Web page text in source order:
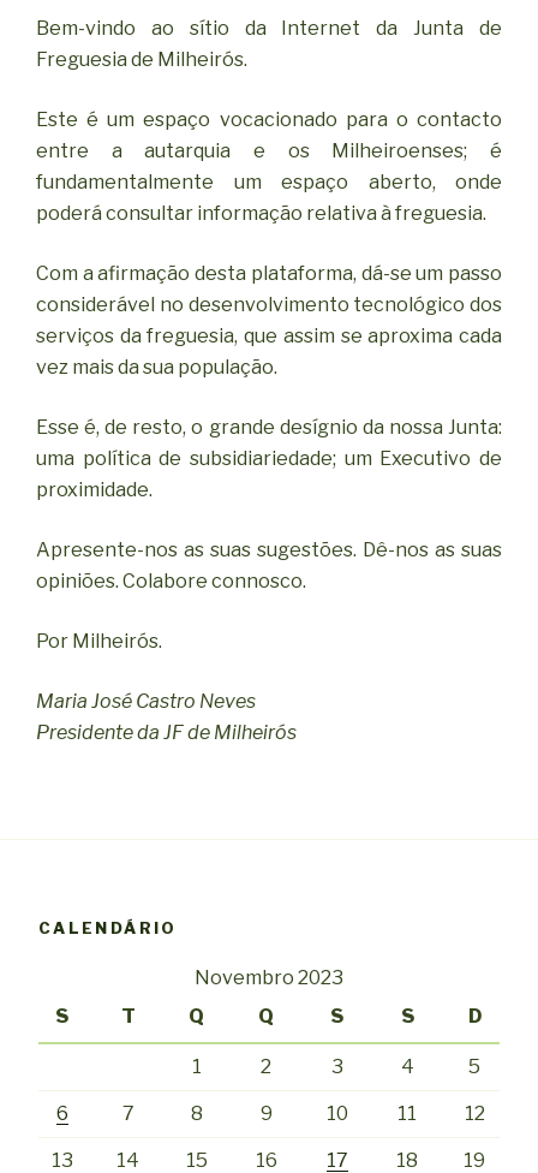
Bem-vindo ao sítio da Internet da Junta de
Freguesia de Milheirós.
Este é um espaço vocacionado para o contacto
entre a autarquia e os Milheiroenses; é
fundamentalmente um espaço aberto, onde
poderá consultar informação relativa à freguesia.
Com a afirmação desta plataforma, dá-se um passo
considerável no desenvolvimento tecnológico dos
serviços da freguesia, que assim se aproxima cada
vez mais da sua população.
Esse é, de resto, o grande desígnio da nossa Junta:
uma política de subsidiariedade; um Executivo de
proximidade.
Apresente-nos as suas sugestões. Dê-nos as suas
opiniões. Colabore connosco.
Por Milheirós.
Maria José Castro Neves
Presidente da JF de Milheirós
CALENDÁRIO
Novembro 2023
S
T Q Q S S D
1 2 3 4 5
6 7 8 9 10 11 12
13 14 15 16 17 18 19